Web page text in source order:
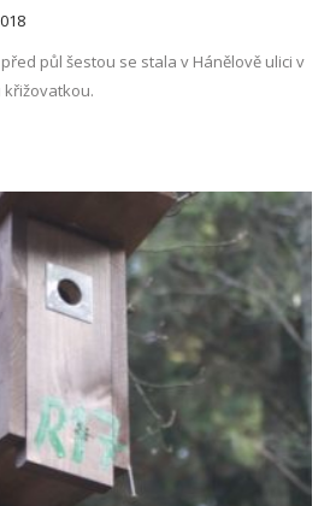
půl šestou se stala v Hánělově ulici v